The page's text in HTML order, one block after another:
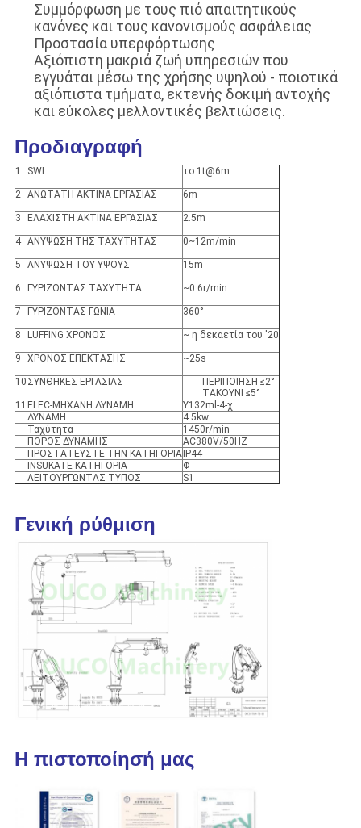
Συμμόρφωση με τους πιό απαιτητικούς
κανόνες και τους κανονισμούς ασφάλειας
Προστασία υπερφόρτωσης
Αξιόπιστη μακριά ζωή υπηρεσιών που
εγγυάται μέσω της χρήσης υψηλού - ποιοτικά
αξιόπιστα τμήματα, εκτενής δοκιμή αντοχής
και εύκολες μελλοντικές βελτιώσεις.
Προδιαγραφή
1 SWL το 1t@6m
2 ΑΝΩΤΑΤΗ ΑΚΤΙΝΑ ΕΡΓΑΣΙΑΣ 6m
3 ΕΛΑΧΙΣΤΗ ΑΚΤΙΝΑ ΕΡΓΑΣΙΑΣ 2.5m
4 ΑΝΥΨΩΣΗ ΤΗΣ ΤΑΧΥΤΗΤΑΣ 0~12m/min
5 ΑΝΥΨΩΣΗ ΤΟΥ ΥΨΟΥΣ 15m
6 ΓΥΡΙΖΟΝΤΑΣ ΤΑΧΥΤΗΤΑ ~0.6r/min
7 ΓΥΡΙΖΟΝΤΑΣ ΓΩΝΙΑ 360°
8 LUFFING ΧΡΟΝΟΣ ~ η δεκαετία του '20
9 ΧΡΟΝΟΣ ΕΠΕΚΤΑΣΗΣ ~25s
10 ΣΥΝΘΗΚΕΣ ΕΡΓΑΣΙΑΣ
ΠΕΡΙΠΟΙΗΣΗ ≤2°
ΤΑΚΟΥΝΙ ≤5°
11 ELEC-ΜΗΧΑΝΗ ΔΥΝΑΜΗ
Y132ml-4-χ
ΔΥΝΑΜΗ
4.5kw
Ταχύτητα
1450r/min
ΠΟΡΟΣ ΔΥΝΑΜΗΣ
AC380V/50HZ
ΠΡΟΣΤΑΤΕΥΣΤΕ ΤΗΝ ΚΑΤΗΓΟΡΙΑ IP44
INSUKATE ΚΑΤΗΓΟΡΙΑ
Φ
ΛΕΙΤΟΥΡΓΩΝΤΑΣ ΤΥΠΟΣ
S1
Γενική ρύθμιση
Η πιστοποίησή μας